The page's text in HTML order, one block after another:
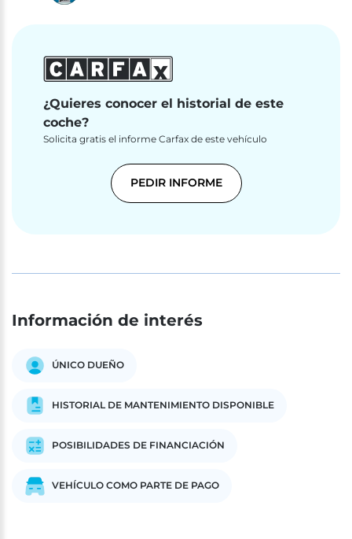
¿Quieres conocer el historial de este
coche?
Solicita gratis el informe Carfax de este vehículo
PEDIR INFORME
Información de interés
ÚNICO DUEÑO
HISTORIAL DE MANTENIMIENTO DISPONIBLE
POSIBILIDADES DE FINANCIACIÓN
VEHÍCULO COMO PARTE DE PAGO